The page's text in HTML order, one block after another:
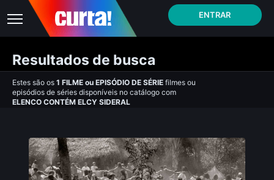
ENTRAR
Resultados de busca
Estes são os 1 FILME ou EPISÓDIO DE SÉRIE filmes ou
episódios de séries disponíveis no catálogo com
ELENCO CONTÉM ELCY SIDERAL